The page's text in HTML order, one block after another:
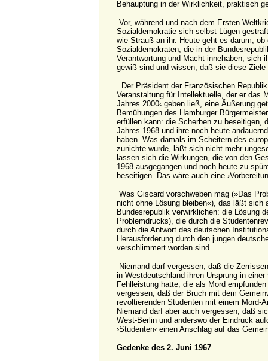
Behauptung in der Wirklichkeit, praktisch
Vor, während und nach dem Ersten
Sozialdemokratie sich selbst Lügen
wie Strauß an ihr. Heute geht es darum, ob
Sozialdemokraten, die in der
Verantwortung und Macht innehaben, sich
gewiß sind und wissen, daß sie diese Ziele
Der Präsident der Französischen
Veranstaltung für Intellektuelle, der er das
Jahres 2000‹ geben ließ, eine Äußerung
Bemühungen des Hamburger
erfüllen kann: die Scherben zu beseitigen,
Jahres 1968 und ihre noch heute
haben. Was damals im Scheitern des
zunichte wurde, läßt sich nicht mehr
lassen sich die Wirkungen, die von den
1968 ausgegangen und noch heute zu
beseitigen. Das wäre auch eine
Was Giscard vorschweben mag (»Das
nicht ohne Lösung bleiben«), das läßt sich
Bundesrepublik verwirklichen: die Lösung
Problemdrucks), die durch die
durch die Antwort des deutschen
Herausforderung durch den jungen
verschlimmert worden sind.
Niemand darf vergessen, daß die
in Westdeutschland ihren Ursprung in einer
Fehlleistung hatte, die als Mord
vergessen, daß der Bruch mit dem
revoltierenden Studenten mit einem Mord-
Niemand darf aber auch vergessen, daß
West-Berlin und anderswo der Eindruck
›Studenten‹ einen Anschlag auf das
Gedenke des 2. Juni 1967